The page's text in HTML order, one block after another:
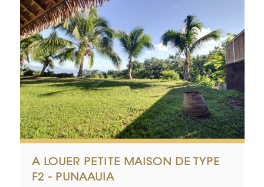
A LOUER PETITE MAISON DE TYPE
F2 - PUNAAUIA